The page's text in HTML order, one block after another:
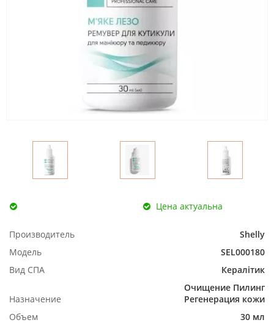
Цена актуальна
Производитель
Shelly
Модель
SEL000180
Вид СПА
Кералітик
Назначение
Очищение Пилинг
Регенерация кожи
Объем
30 мл